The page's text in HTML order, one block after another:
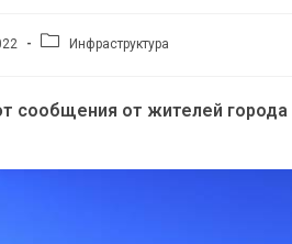
РубрикаИнфраструктура
сообщения от жителей